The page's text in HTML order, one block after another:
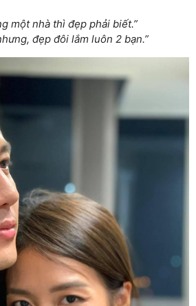
một nhà thì đẹp phải biết.”
đẹp đôi lắm luôn 2 bạn.”